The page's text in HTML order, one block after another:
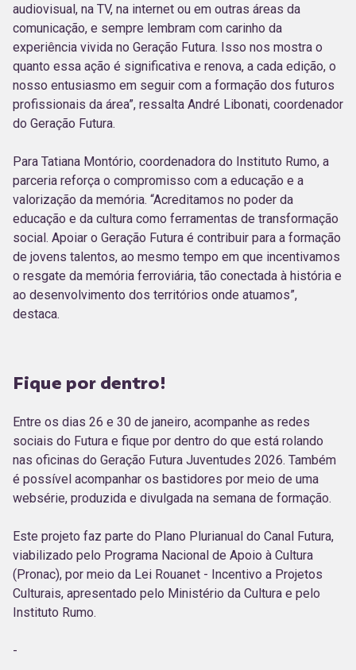
audiovisual, na TV, na internet ou em outras áreas da
comunicação, e sempre lembram com carinho da
experiência vivida no Geração Futura. Isso nos mostra o
quanto essa ação é significativa e renova, a cada edição, o
nosso entusiasmo em seguir com a formação dos futuros
profissionais da área”, ressalta André Libonati, coordenador
do Geração Futura.
Para Tatiana Montório, coordenadora do Instituto Rumo, a
parceria reforça o compromisso com a educação e a
valorização da memória. “Acreditamos no poder da
educação e da cultura como ferramentas de transformação
social. Apoiar o Geração Futura é contribuir para a formação
de jovens talentos, ao mesmo tempo em que incentivamos
o resgate da memória ferroviária, tão conectada à história e
ao desenvolvimento dos territórios onde atuamos”,
destaca.
Fique por dentro!
Entre os dias 26 e 30 de janeiro, acompanhe as redes
sociais do Futura e fique por dentro do que está rolando
nas oficinas do Geração Futura Juventudes 2026. Também
é possível acompanhar os bastidores por meio de uma
websérie, produzida e divulgada na semana de formação.
Este projeto faz parte do Plano Plurianual do Canal Futura,
viabilizado pelo Programa Nacional de Apoio à Cultura
(Pronac), por meio da Lei Rouanet - Incentivo a Projetos
Culturais, apresentado pelo Ministério da Cultura e pelo
Instituto Rumo.
-